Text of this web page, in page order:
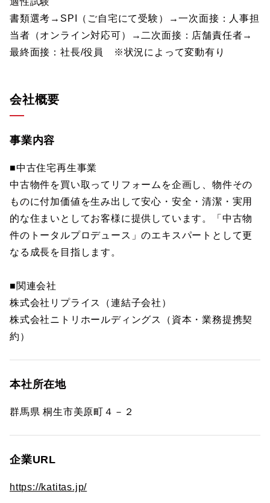
書類選考→SPI（ご自宅にて受験）→一次面接：人事担
当者（オンライン対応可）→二次面接：店舗責任者→
最終面接：社長/役員 ※状況によって変動有り
会社概要
事業内容
■中古住宅再生事業
中古物件を買い取ってリフォームを企画し、物件その
ものに付加価値を生み出して安心・安全・清潔・実用
的な住まいとしてお客様に提供しています。「中古物
件のトータルプロデュース」のエキスパートとして更
なる成長を目指します。
■関連会社
株式会社リプライス（連結子会社）
株式会社ニトリホールディングス（資本・業務提携契
約）
本社所在地
群馬県 桐生市美原町４－２
企業URL
https://katitas.jp/